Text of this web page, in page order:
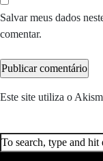
Salvar meus dados
comentar.
Este site utiliza o